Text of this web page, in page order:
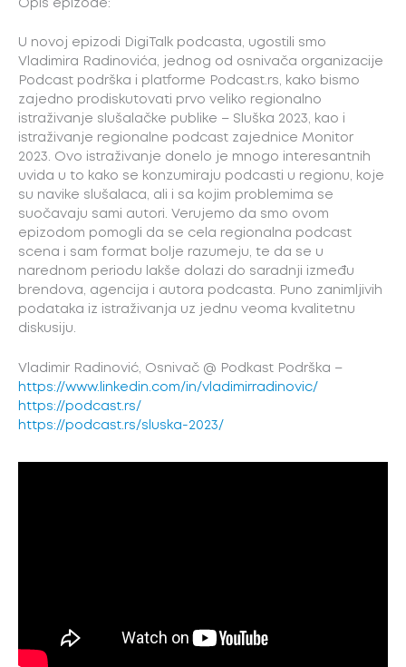
Opis epizode:
U novoj epizodi DigiTalk podcasta, ugostili smo
Vladimira Radinovića, jednog od osnivača organizacije
Podcast podrška i platforme Podcast.rs, kako bismo
zajedno prodiskutovati prvo veliko regionalno
istraživanje slušalačke publike – Sluška 2023, kao i
istraživanje regionalne podcast zajednice Monitor
2023. Ovo istraživanje donelo je mnogo interesantnih
uvida u to kako se konzumiraju podcasti u regionu, koje
su navike slušalaca, ali i sa kojim problemima se
suočavaju sami autori. Verujemo da smo ovom
epizodom pomogli da se cela regionalna podcast
scena i sam format bolje razumeju, te da se u
narednom periodu lakše dolazi do saradnji između
brendova, agencija i autora podcasta. Puno zanimljivih
podataka iz istraživanja uz jednu veoma kvalitetnu
diskusiju.
Vladimir Radinović, Osnivač @ Podkast Podrška –
https://www.linkedin.com/in/vladimirradinovic/
https://podcast.rs/
https://podcast.rs/sluska-2023/